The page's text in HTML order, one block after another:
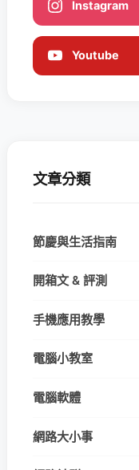
Instagram
Youtube
文章分類
節慶與生活指南
開箱文 & 評測
手機應用教學
電腦小教室
電腦軟體
網路大小事